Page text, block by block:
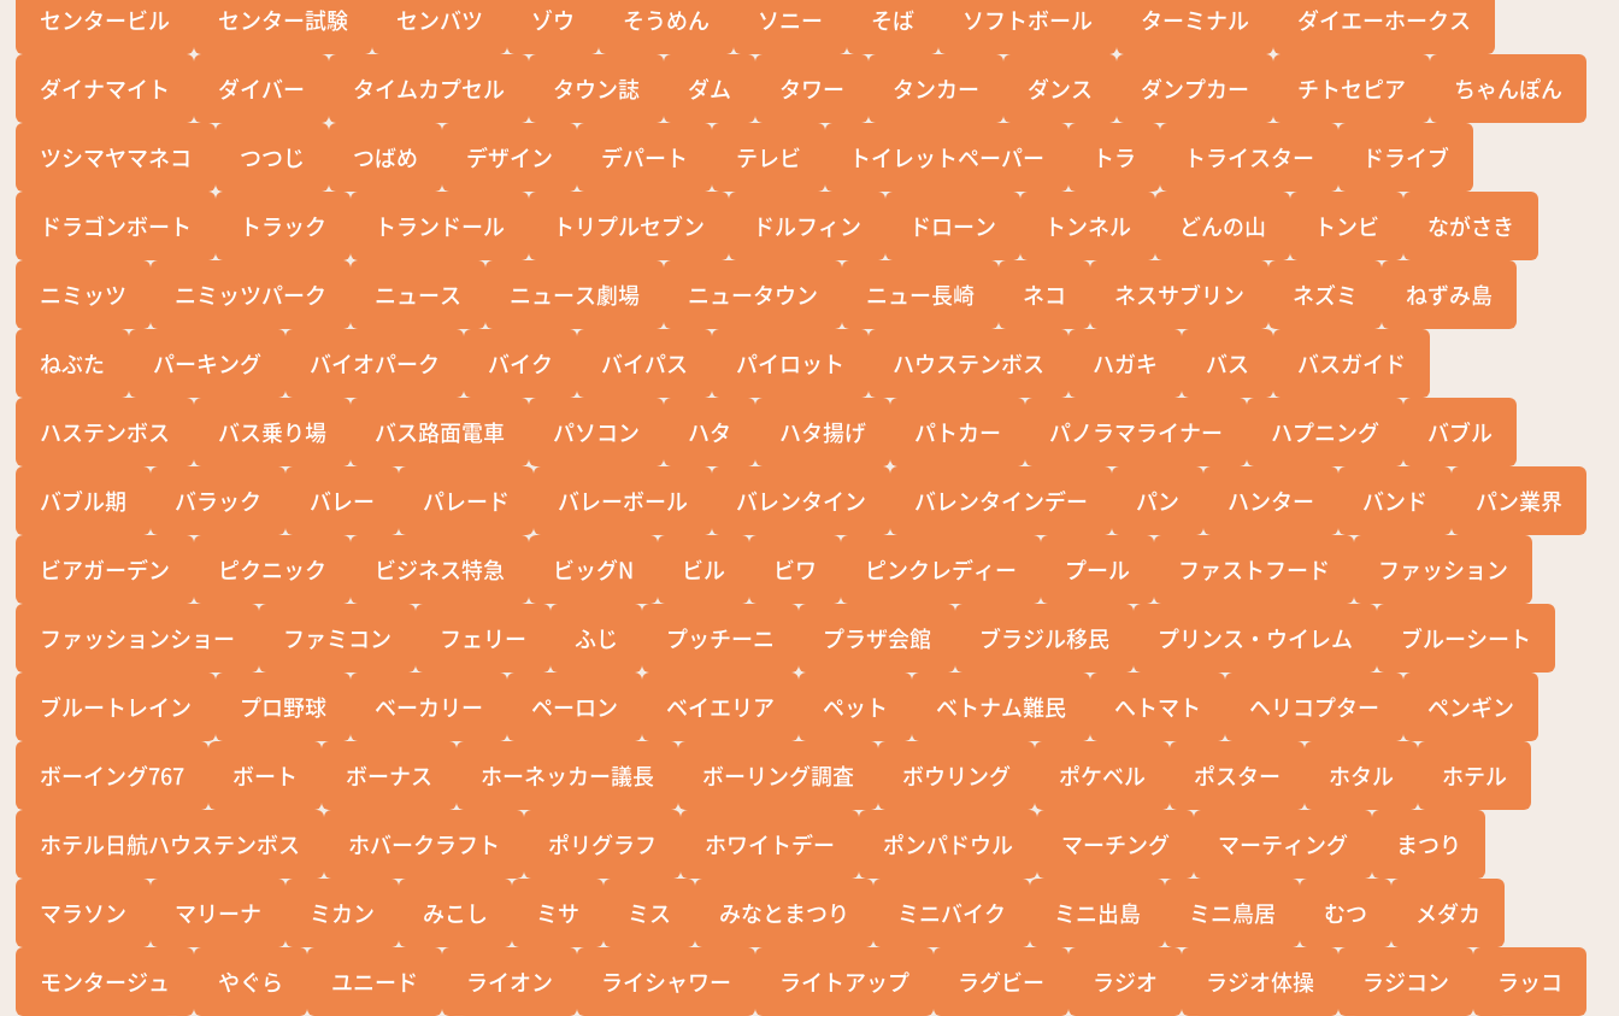
センタービル センター試験 センバツ ゾウ そうめん ソニー そば ソフトボール ターミナル ダイエーホークス
ダイナマイト ダイバー タイムカプセル タウン誌 ダム タワー タンカー ダンス ダンプカー チトセピア ちゃんぽん
ツシマヤマネコ つつじ つばめ デザイン デパート テレビ トイレットペーパー トラ トライスター ドライブ
ドラゴンボート トラック トランドール トリプルセブン ドルフィン ドローン トンネル どんの山 トンビ ながさき
ニミッツ ニミッツパーク ニュース ニュース劇場 ニュータウン ニュー長崎 ネコ ネスサブリン ネズミ ねずみ島
ねぶた パーキング バイオパーク バイク バイパス パイロット ハウステンボス ハガキ バス バスガイド
ハステンボス バス乗り場 バス路面電車 パソコン ハタ ハタ揚げ パトカー パノラマライナー ハプニング バブル
バブル期 バラック バレー パレード バレーボール バレンタイン バレンタインデー パン ハンター バンド パン業界
ビアガーデン ピクニック ビジネス特急 ビッグN ビル ビワ ピンクレディー プール ファストフード ファッション
ファッションショー ファミコン フェリー ふじ プッチーニ プラザ会館 ブラジル移民 プリンス・ウイレム ブルーシート
ブルートレイン プロ野球 ベーカリー ペーロン ベイエリア ペット ベトナム難民 へトマト ヘリコプター ペンギン
ボーイング767 ボート ボーナス ホーネッカー議長 ボーリング調査 ボウリング ポケベル ポスター ホタル ホテル
ホテル日航ハウステンボス ホバークラフト ポリグラフ ホワイトデー ポンパドウル マーチング マーティング まつり
マラソン マリーナ ミカン みこし ミサ ミス みなとまつり ミニバイク ミニ出島 ミニ鳥居 むつ メダカ
モンタージュ やぐら ユニード ライオン ライシャワー ライトアップ ラグビー ラジオ ラジオ体操 ラジコン ラッコ